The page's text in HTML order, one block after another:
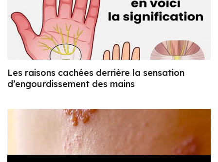
Les raisons cachées derrière la sensation
d’engourdissement des mains